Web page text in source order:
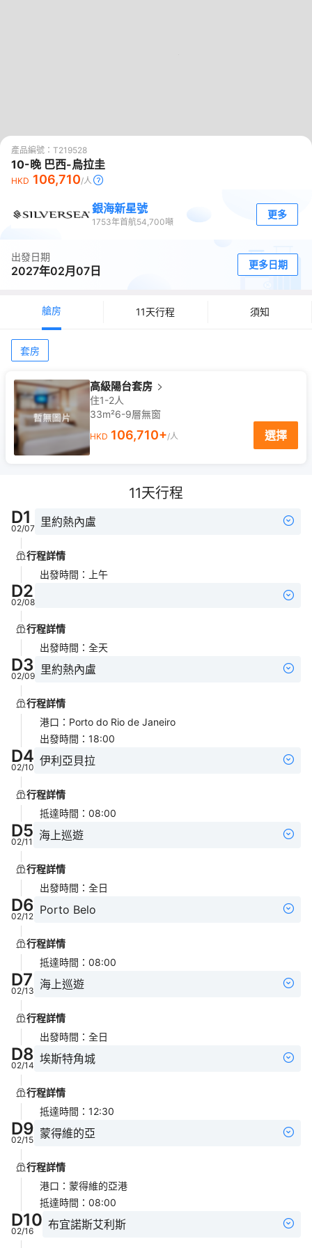
產品編號： T219528
10-晚 巴西-烏拉圭
HKD 106,710/人
銀海新星號
1753年首航54,700噸
更多
出發日期
2027年02月07日 更多日期
艙房 11天行程 須知
套房
高級陽台套房
住1-2人
33m²6-9層無窗
HKD 106,710+/人 選擇
11天行程
D1
02/07 里約熱內盧
行程詳情
出發時間 ： 上午
D2
02/08
行程詳情
出發時間 ： 全天
D3
02/09 里約熱內盧
行程詳情
港口 ： Porto do Rio de Janeiro
出發時間 ： 18:00
D4
02/10 伊利亞貝拉
行程詳情
抵達時間 ： 08:00
D5
02/11 海上巡遊
行程詳情
出發時間 ： 全日
D6
02/12 Porto Belo
行程詳情
抵達時間 ： 08:00
D7
02/13 海上巡遊
行程詳情
出發時間 ： 全日
D8
02/14 埃斯特角城
行程詳情
抵達時間 ： 12:30
D9
02/15 蒙得維的亞
行程詳情
港口 ： 蒙得維的亞港
抵達時間 ： 08:00
D10
02/16 布宜諾斯艾利斯